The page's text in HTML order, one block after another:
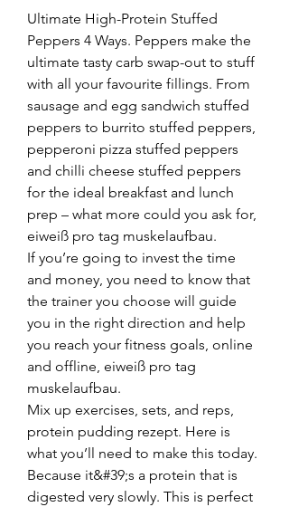
Ultimate High-Protein Stuffed
Peppers 4 Ways. Peppers make the
ultimate tasty carb swap-out to stuff
with all your favourite fillings. From
sausage and egg sandwich stuffed
peppers to burrito stuffed peppers,
pepperoni pizza stuffed peppers
and chilli cheese stuffed peppers
for the ideal breakfast and lunch
prep – what more could you ask for,
eiweiß pro tag muskelaufbau.
If you’re going to invest the time
and money, you need to know that
the trainer you choose will guide
you in the right direction and help
you reach your fitness goals, online
and offline, eiweiß pro tag
muskelaufbau.
Mix up exercises, sets, and reps,
protein pudding rezept. Here is
what you’ll need to make this today.
Because it&#39;s a protein that is
digested very slowly. This is perfect